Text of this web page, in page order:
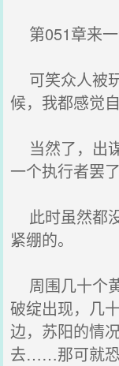
第051章来一
可笑众人被
候，我都感觉
当然了，出
一个执行者罢了
此时虽然都
紧绷的。
周围几十个
破绽出现，几
边，苏阳的情
去……那可就恐